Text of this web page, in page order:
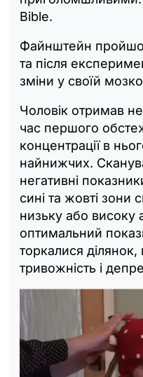
Bible.
Файнштейн
та після
зміни у своїй
Чоловік отримав
час першого
концентрації в
найнижчих.
негативні
сині та жовті зони
низьку або високу
оптимальний
торкалися
тривожність і